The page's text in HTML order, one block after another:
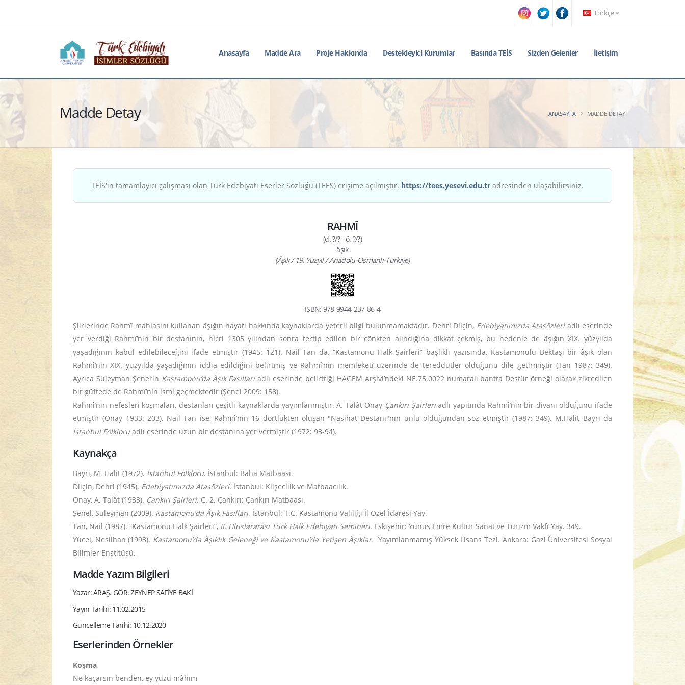
Türkçe
Anasayfa Madde Ara Proje Hakkında Destekleyici Kurumlar Basında TEİS Sizden Gelenler İletişim
Madde Detay ANASAYFA MADDE DETAY
TEİS'in tamamlayıcı çalışması olan Türk Edebiyatı Eserler Sözlüğü (TEES) erişime açılmıştır. https://tees.yesevi.edu.tr adresinden ulaşabilirsiniz.
RAHMÎ
(d. ?/? - ö. ?/?)
âşık
(Âşık / 19. Yüzyıl / Anadolu-Osmanlı-Türkiye)
ISBN: 978-9944-237-86-4
Şiirlerinde Rahmî mahlasını kullanan âşığın hayatı hakkında kaynaklarda yeterli bilgi bulunmamaktadır. Dehri Dilçin, Edebiyatımızda Atasözleri adlı eserinde
yer verdiği Rahmî’nin bir destanının, hicri 1305 yılından sonra tertip edilen bir cönkten alındığına dikkat çekmiş, bu nedenle de âşığın XIX. yüzyılda
yaşadığının kabul edilebileceğini ifade etmiştir (1945: 121). Nail Tan da, “Kastamonu Halk Şairleri” başlıklı yazısında, Kastamonulu Bektaşi bir âşık olan
Rahmî’nin XIX. yüzyılda yaşadığının iddia edildiğini belirtmiş ve Rahmî’nin memleketi üzerinde de tereddütler olduğunu dile getirmiştir (Tan 1987: 349).
Ayrıca Süleyman Şenel’in Kastamonu’da Âşık Fasılları adlı eserinde belirttiği HAGEM Arşivi’ndeki NE.75.0022 numaralı bantta Destûr örneği olarak zikredilen
bir güftede de Rahmî’nin ismi geçmektedir (Şenel 2009: 158).
Rahmî’nin nefesleri koşmaları, destanları çeşitli kaynaklarda yayımlanmıştır. A. Talât Onay Çankırı Şairleriadlı yapıtında Rahmî’nin bir divanı olduğunu ifade
etmiştir (Onay 1933: 203). Nail Tan ise, Rahmî’nin 16 dörtlükten oluşan "Nasihat Destanı"nın ünlü olduğundan söz etmiştir (1987: 349). M.Halit Bayrı da
İstanbul Folkloru adlı eserinde uzun bir destanına yer vermiştir (1972: 93-94).
Kaynakça
Bayrı, M. Halit (1972). İstanbul Folkloru. İstanbul: Baha Matbaası.
Dilçin, Dehri (1945). Edebiyatımızda Atasözleri. İstanbul: Klişecilik ve Matbaacılık.
Onay, A. Talât (1933). Çankırı Şairleri. C. 2. Çankırı: Çankırı Matbaası.
Şenel, Süleyman (2009). Kastamonu’da Âşık Fasılları. İstanbul: T.C. Kastamonu Valiliği İl Özel İdaresi Yay.
Tan, Nail (1987). “Kastamonu Halk Şairleri”, II. Uluslararası Türk Halk Edebiyatı Semineri. Eskişehir: Yunus Emre Kültür Sanat ve Turizm Vakfı Yay. 349.
Yücel, Neslihan (1993). Kastamonu’da Âşıklık Geleneği ve Kastamonu’da Yetişen Âşıklar. Yayımlanmamış Yüksek Lisans Tezi. Ankara: Gazi Üniversitesi Sosyal
Bilimler Enstitüsü.
Madde Yazım Bilgileri
Yazar: ARAŞ. GÖR. ZEYNEP SAFİYE BAKİ
Yayın Tarihi: 11.02.2015
Güncelleme Tarihi: 10.12.2020
Eserlerinden Örnekler
Koşma
Ne kaçarsın benden, ey yüzü mâhım